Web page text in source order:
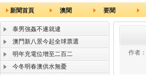
新聞首頁 澳聞 要聞
泰男強姦不遂就逮
澳門新八景今起全球票選
明年充電位增至二百二
今冬明春澳供水無憂
作者：